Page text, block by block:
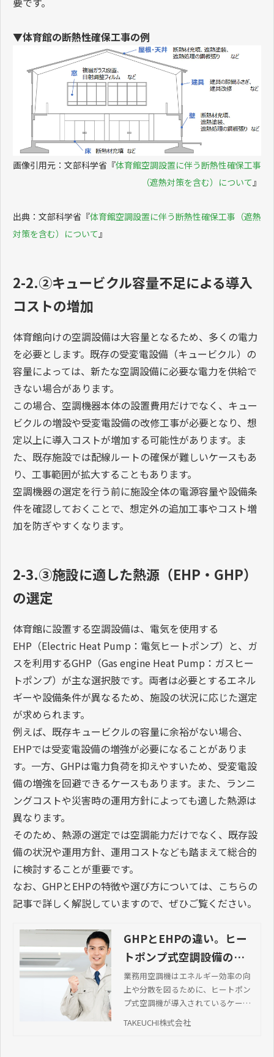
▼体育館の断熱性確保工事の例
画像引用元：文部科学省『体育館空調設置に伴う断熱性確保工事
（遮熱対策を含む）について』
出典：文部科学省『体育館空調設置に伴う断熱性確保工事（遮熱
対策を含む）について』
2-2.②キュービクル容量不足による導入
コストの増加
体育館向けの空調設備は大容量となるため、多くの電力
を必要とします。既存の受変電設備（キュービクル）の
容量によっては、新たな空調設備に必要な電力を供給で
きない場合があります。
この場合、空調機器本体の設置費用だけでなく、キュー
ビクルの増設や受変電設備の改修工事が必要となり、想
定以上に導入コストが増加する可能性があります。ま
た、既存施設では配線ルートの確保が難しいケースもあ
り、工事範囲が拡大することもあります。
空調機器の選定を行う前に施設全体の電源容量や設備条
件を確認しておくことで、想定外の追加工事やコスト増
加を防ぎやすくなります。
2-3.③施設に適した熱源（EHP・GHP）
の選定
体育館に設置する空調設備は、電気を使用する
EHP（Electric Heat Pump：電気ヒートポンプ）と、ガ
スを利用するGHP（Gas engine Heat Pump：ガスヒー
トポンプ）が主な選択肢です。両者は必要とするエネル
ギーや設備条件が異なるため、施設の状況に応じた選定
が求められます。
例えば、既存キュービクルの容量に余裕がない場合、
EHPでは受変電設備の増強が必要になることがありま
す。一方、GHPは電力負荷を抑えやすいため、受変電設
備の増強を回避できるケースもあります。また、ランニ
ングコストや災害時の運用方針によっても適した熱源は
異なります。
そのため、熱源の選定では空調能力だけでなく、既存設
備の状況や運用方針、運用コストなども踏まえて総合的
に検討することが重要です。
なお、GHPとEHPの特徴や選び方については、こちらの
記事で詳しく解説していますので、ぜひご覧ください。
GHPとEHPの違い。ヒー
トポンプ式空調設備の仕
組みと第3の選択肢とは
業務用空調機はエネルギー効率の向
上や分散を図るために、ヒートポン
プ式空調機が導入されているケース
があります。ヒートポンプ式空調機
はGHPとEHPがあります。今回は、
TAKEUCHI株式会社